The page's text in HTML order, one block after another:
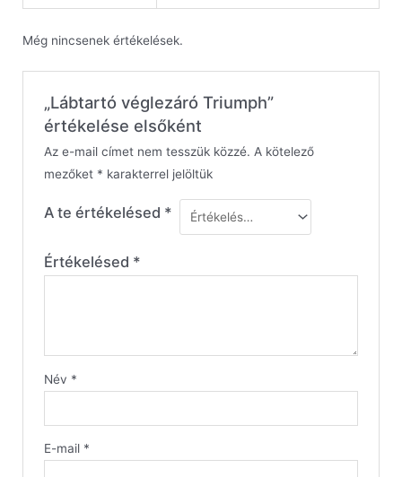
Még nincsenek értékelések.
„Lábtartó véglezáró Triumph”
értékelése elsőként
Az e-mail címet nem tesszük közzé. A kötelező
mezőket * karakterrel jelöltük
A te értékelésed *
Értékelésed *
Név *
E-mail *